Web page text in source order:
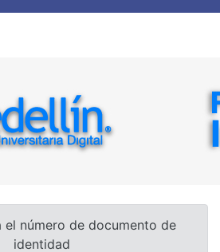
número de documento de
identidad